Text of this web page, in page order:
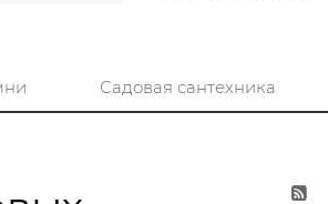
Садовая сантехника